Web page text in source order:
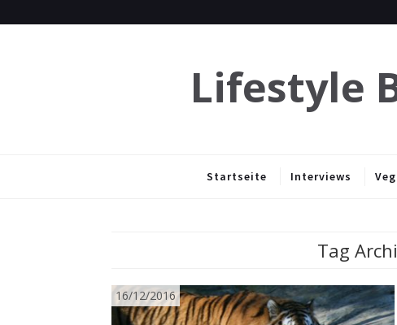
Lifestyle
Startseite Interviews
Tag
16/12/2016